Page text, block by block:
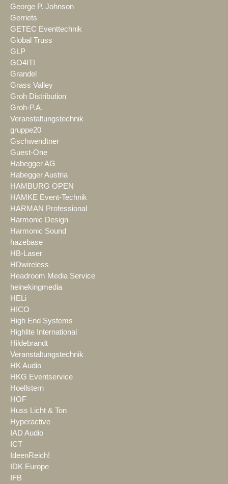
George P. Johnson
Gerriets
GETEC Eventtechnik
Global Truss
GLP
GO4IT!
Grandel
Grass Valley
Groh Distribution
Groh-P.A.
Veranstaltungstechnik
gruppe20
Gschwendtner
Guest-One
Habegger AG
Habegger Austria
HAMBURG OPEN
HAMKE Event-Technik
HARMAN Professional
Harmonic Design
Harmonic Sound
hazebase
HB-Laser
HDwireless
Headroom Media Service
heinekingmedia
HELi
HICO
High End Systems
Highlite International
Hildebrandt
Veranstaltungstechnik
HK Audio
HKG Eventservice
Hoellstern
HOF
Huss Licht & Ton
Hyperactive
IAD Audio
ICT
IdeenReich!
IDK Europe
IFB